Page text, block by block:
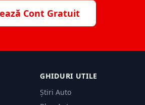
Cont Gratuit
GHIDURI UTILE
Știri Auto